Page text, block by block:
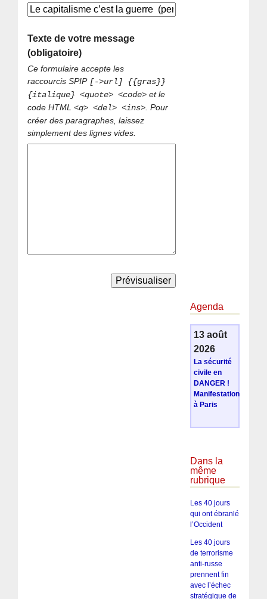
Texte de votre message
(obligatoire)
Ce formulaire accepte les
raccourcis SPIP [->url] {{gras}}
{italique} <quote> <code> et le
code HTML<q> <del> <ins> . Pour
créer des paragraphes, laissez
simplement des lignes vides.
Agenda
13 août
2026
La sécurité
civile en
DANGER !
Manifestation
à Paris
Dans la
même
rubrique
Les 40 jours
qui ont ébranlé
l’Occident
Les 40 jours
de terrorisme
anti-russe
prennent fin
avec l’échec
stratégique de